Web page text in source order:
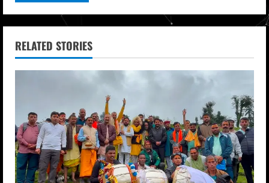
RELATED STORIES